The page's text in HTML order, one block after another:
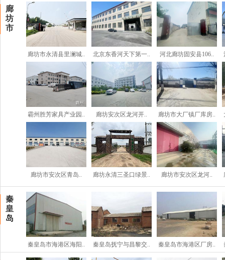
廊
坊
市
廊坊市永清县里澜城.. 北京东香河天下第一.. 河北廊坊固安县106..
霸州胜芳家具产业园.. 廊坊安次区龙河开.. 廊坊市大厂镇厂库房..
廊坊市安次区青岛.. 廊坊永清三圣口绿景.. 廊坊市安次区龙河..
秦
皇
岛
秦皇岛市海港区海阳.. 秦皇岛抚宁与昌黎交.. 秦皇岛市海港区厂房..